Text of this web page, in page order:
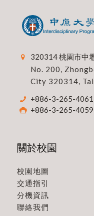
320314 桃園市中
No. 200,
City 320314,
+886-3-265-4061
+886-3-265-4059
關於校園
校園地圖
交通指引
分機資訊
聯絡我們